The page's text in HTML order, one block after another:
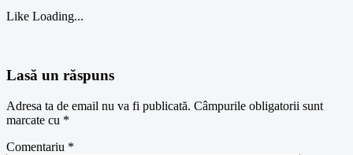
Like Loading...
Lasă un răspuns
Adresa ta de email nu va fi publicată. Câmpurile obligatorii sunt
marcate cu *
Comentariu *